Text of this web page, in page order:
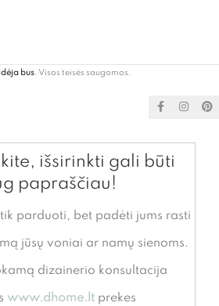
idėja bus . Visos teisės saugomos.
išsirinkti gali būti
papraščiau!
parduoti, bet padėti jums rasti
jūsų voniai ar namų sienoms.
dizainerio konsultacija
www.dhome.lt prekes